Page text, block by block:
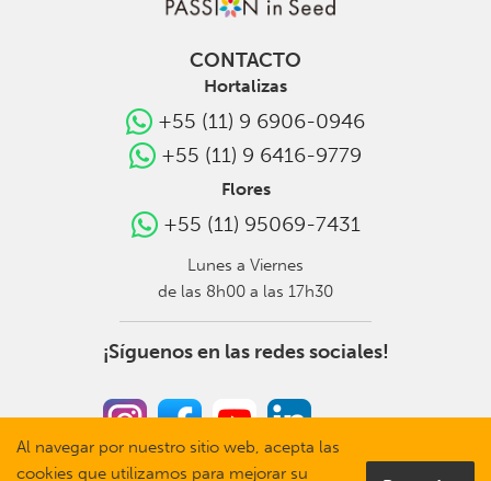
CONTACTO
Hortalizas
+55 (11) 9 6906-0946
+55 (11) 9 6416-9779
Flores
+55 (11) 95069-7431
Lunes a Viernes
de las 8h00 a las 17h30
¡Síguenos en las redes sociales!
Al navegar por nuestro sitio web, acepta las
cookies que utilizamos para mejorar su